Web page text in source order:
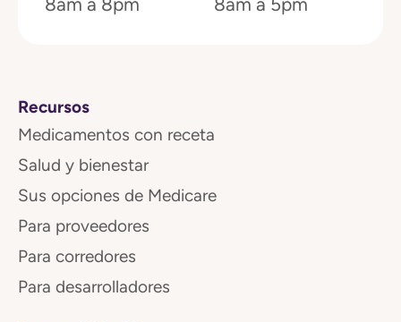
8am a 8pm 8am a 5pm
Recursos
Medicamentos con receta
Salud y bienestar
Sus opciones de Medicare
Para proveedores
Para corredores
Para desarrolladores